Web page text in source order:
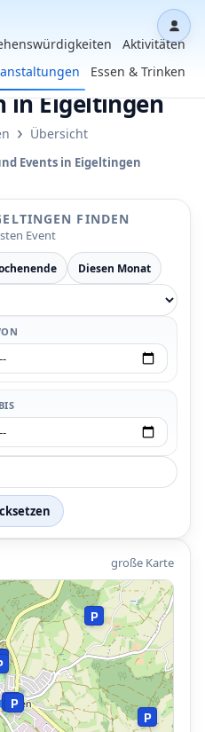
Aktivitäten
Essen & Trinken
in Eigeltingen
› Übersicht
Events in Eigeltingen
FINDEN
Event
Diesen Monat
BIS
große Karte
P
P
P
P
P